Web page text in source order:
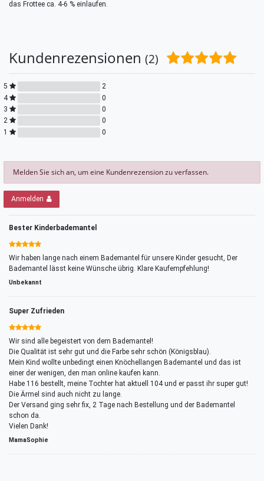
das Frottee ca. 4-6 % einlaufen.
Kundenrezensionen (2)
5
2
4
0
3
0
2
0
1
0
Melden Sie sich an, um eine Kundenrezension zu verfassen.
Anmelden
Bester Kinderbademantel
Wir haben lange nach einem Bademantel für unsere Kinder gesucht, Der
Bademantel lässt keine Wünsche übrig. Klare Kaufempfehlung!
Unbekannt
Super Zufrieden
Wir sind alle begeistert von dem Bademantel!
Die Qualität ist sehr gut und die Farbe sehr schön (Königsblau).
Mein Kind wollte unbedingt einen Knöchellangen Bademantel und das ist
einer der wenigen, den man online kaufen kann.
Habe 116 bestellt, meine Tochter hat aktuell 104 und er passt ihr super gut!
Die Ärmel sind auch nicht zu lange.
Der Versand ging sehr fix, 2 Tage nach Bestellung und der Bademantel
schon da.
Vielen Dank!
MamaSophie